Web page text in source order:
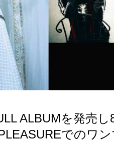
ALBUMを発売
でのワ